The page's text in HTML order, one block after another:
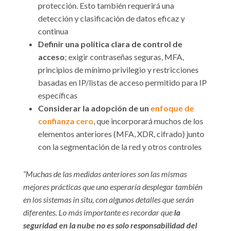
protección. Esto también requerirá una
detección y clasificación de datos eficaz y
continua
Definir una política clara de control de
acceso; exigir contraseñas seguras, MFA,
principios de mínimo privilegio y restricciones
basadas en IP/listas de acceso permitido para IP
específicas
Considerar la adopción de un enfoque de
confianza cero, que incorporará muchos de los
elementos anteriores (MFA, XDR, cifrado) junto
con la segmentación de la red y otros controles
“Muchas de las medidas anteriores son las mismas
mejores prácticas que uno esperaría desplegar también
en los sistemas in situ, con algunos detalles que serán
diferentes. Lo más importante es recordar quela
seguridad en la nube no es solo responsabilidad del